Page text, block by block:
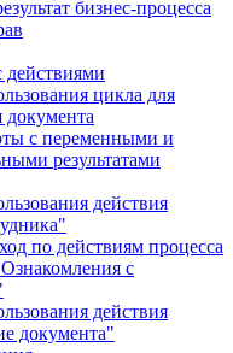
бизнес-процесса
цикла для
документа
с переменными и
результатами
действия
по действиям процесса
с
действия
документа"